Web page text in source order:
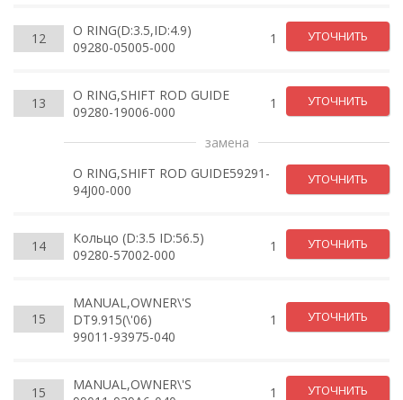
12
O RING(D:3.5,ID:4.9)
09280-05005-000
1 УТОЧНИТЬ
13
O RING,SHIFT ROD GUIDE
09280-19006-000
1 УТОЧНИТЬ
замена
O RING,SHIFT ROD GUIDE59291-
94J00-000
УТОЧНИТЬ
14
Кольцо (D:3.5 ID:56.5)
09280-57002-000
1 УТОЧНИТЬ
15
MANUAL,OWNER\'S
DT9.915(\'06)
99011-93975-040
1 УТОЧНИТЬ
15
MANUAL,OWNER\'S
1 УТОЧНИТЬ